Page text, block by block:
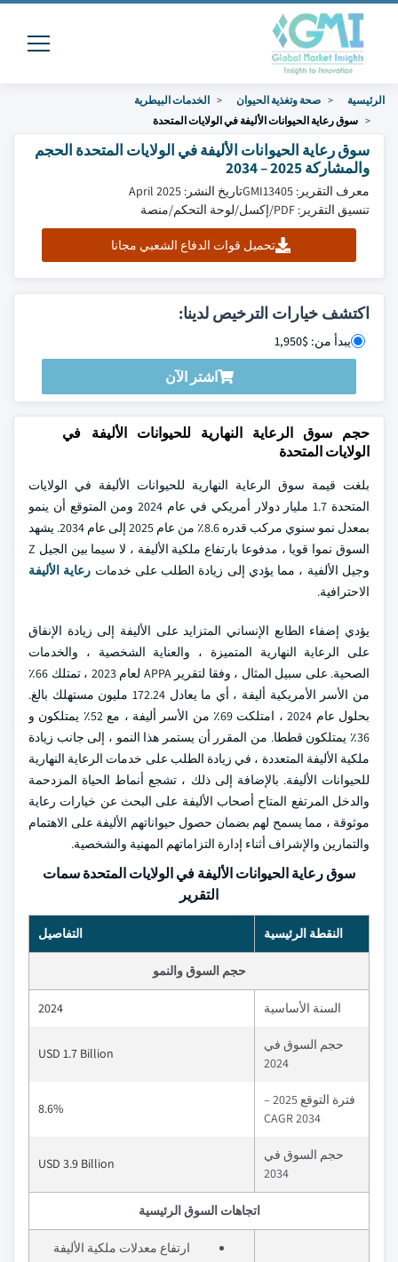
الرئيسية صحة وتغذية الحيوان
الخدمات البيطرية
سوق رعاية الحيوانات الأليفة في الولايات المتحدة
سوق رعاية الحيوانات الأليفة في الولايات المتحدة الحجم
والمشاركة 2025 – 2034
معرف التقرير: GMI13405
تاريخ النشر: April 2025
تنسيق التقرير: PDF/إكسل/لوحة التحكم/منصة
تحميل قوات الدفاع الشعبي مجانا
اكتشف خيارات الترخيص لدينا:
يبدأ من: $1,950
اشتر الآن
حجم سوق الرعاية النهارية للحيوانات الأليفة في
الولايات المتحدة
بلغت قيمة سوق الرعاية النهارية للحيوانات الأليفة في الولايات
المتحدة 1.7 مليار دولار أمريكي في عام 2024 ومن المتوقع أن ينمو
بمعدل نمو سنوي مركب قدره 8.6٪ من عام 2025 إلى عام 2034. يشهد
السوق نموا قويا ، مدفوعا بارتفاع ملكية الأليفة ، لا سيما بين الجيل Z
وجيل الألفية ، مما يؤدي إلى زيادة الطلب على خدمات رعاية الأليفة
الاحترافية.
يؤدي إضفاء الطابع الإنساني المتزايد على الأليفة إلى زيادة الإنفاق
على الرعاية النهارية المتميزة ، والعناية الشخصية ، والخدمات
الصحية. على سبيل المثال ، وفقا لتقرير APPA لعام 2023 ، تمتلك 66٪
من الأسر الأمريكية أليفة ، أي ما يعادل 172.24 مليون مستهلك بالغ.
بحلول عام 2024 ، امتلكت 69٪ من الأسر أليفة ، مع 52٪ يمتلكون و
36٪ يمتلكون قططا. من المقرر أن يستمر هذا النمو ، إلى جانب زيادة
ملكية الأليفة المتعددة ، في زيادة الطلب على خدمات الرعاية النهارية
للحيوانات الأليفة. بالإضافة إلى ذلك ، تشجع أنماط الحياة المزدحمة
والدخل المرتفع المتاح أصحاب الأليفة على البحث عن خيارات رعاية
موثوقة ، مما يسمح لهم بضمان حصول حيواناتهم الأليفة على الاهتمام
والتمارين والإشراف أثناء إدارة التزاماتهم المهنية والشخصية.
سوق رعاية الحيوانات الأليفة في الولايات المتحدة سمات
التقرير
النقطة الرئيسية التفاصيل
حجم السوق والنمو
السنة الأساسية 2024
حجم السوق في
2024
USD 1.7 Billion
فترة التوقع 2025 –
2034 CAGR
8.6%
حجم السوق في
2034
USD 3.9 Billion
اتجاهات السوق الرئيسية
ارتفاع معدلات ملكية الأليفة